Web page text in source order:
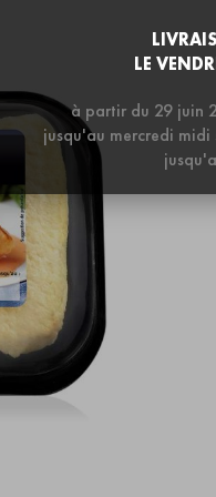
LE
à partir du 29 juin
jusqu'au mercredi